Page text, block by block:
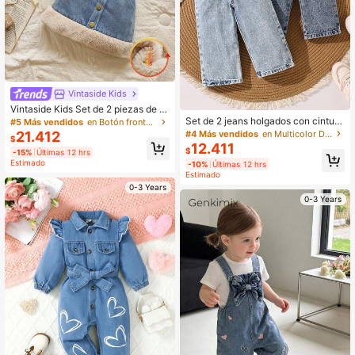
Vintaside Kids
Vintaside Kids Set de 2 piezas de c
haqueta de cárdigan con cuello clá
sico y falda de mezclilla azul para n
iñas bebé, adecuado para salidas, s
esiones fotográficas en casa y fiest
as festivas
#5 Más vendidos en Botón frontal Denim para niñas
$21.412
-15% Últimas 12 hrs
Estimado
0-3 Years
Set de 2 jeans holgados con cintura
elástica para niñas bebé
#4 Más vendidos en Multicolor Denim para niñas
$12.411
-10% Últimas 12 hrs
Estimado
0-3 Years